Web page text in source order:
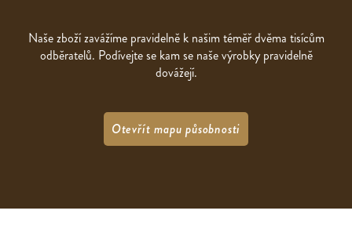
Naše zboží zavážíme pravidelně k našim téměř dvěma tisícům
odběratelů. Podívejte se kam se naše výrobky pravidelně
dovážejí.
Otevřít mapu působnosti